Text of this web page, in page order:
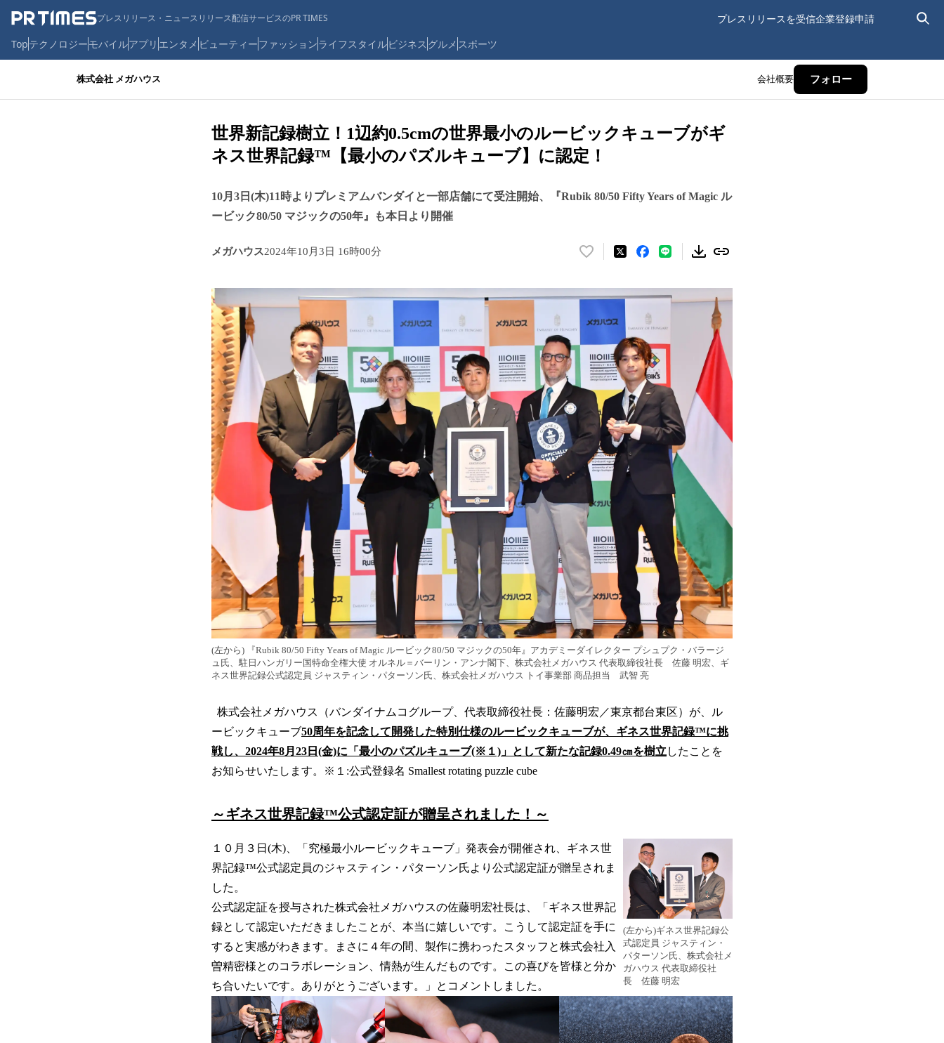
プレスリリース・ニュースリリース配信サービスのPR TIMES プレスリリースを受信企業登録申請
Topテクノロジーモバイルアプリ エンタメ ビューティーファッションライフスタイルビジネス グルメ スポーツ
株式会社 メガハウス 会社概要 フォロー
世界新記録樹立！1辺約0.5cmの世界最小のルービックキューブがギ
ネス世界記録™【最小のパズルキューブ】に認定！
10月3日(木)11時よりプレミアムバンダイと一部店舗にて受注開始、『Rubik 80/50 Fifty Years of Magic ル
ービック80/50 マジックの50年』も本日より開催
メガハウス2024年10月3日 16時00分
い
ね
！
数
読
み
込
み
中
す
(左から) 『Rubik 80/50 Fifty Years of Magic ルービック80/50 マジックの50年』アカデミーダイレクター プシュプク・バラージ
ュ氏、駐日ハンガリー国特命全権大使 オルネル＝バーリン・アンナ閣下、株式会社メガハウス 代表取締役社長 佐藤 明宏、ギ
ネス世界記録公式認定員 ジャスティン・パターソン氏、株式会社メガハウス トイ事業部 商品担当 武智 亮
株式会社メガハウス（バンダイナムコグループ、代表取締役社長：佐藤明宏／東京都台東区）が、ル
ービックキューブ50周年を記念して開発した特別仕様のルービックキューブが、ギネス世界記録™に挑
戦し、2024年8月23日(金)に「最小のパズルキューブ(※１)」として新たな記録0.49㎝を樹立 したことを
お知らせいたします。※１:公式登録名 Smallest rotating puzzle cube
～ギネス世界記録™公式認定証が贈呈されました！～
１０月３日(木)、「究極最小ルービックキューブ」発表会が開催され、ギネス世
界記録™公式認定員のジャスティン・パターソン氏より公式認定証が贈呈されま
した。
公式認定証を授与された株式会社メガハウスの佐藤明宏社長は、「ギネス世界記
録として認定いただきましたことが、本当に嬉しいです。こうして認定証を手に
すると実感がわきます。まさに４年の間、製作に携わったスタッフと株式会社入
曽精密様とのコラボレーション、情熱が生んだものです。この喜びを皆様と分か
ち合いたいです。ありがとうございます。」とコメントしました。
(左から)ギネス世界記録公
式認定員 ジャスティン・
パターソン氏、株式会社メ
ガハウス 代表取締役社
長 佐藤 明宏